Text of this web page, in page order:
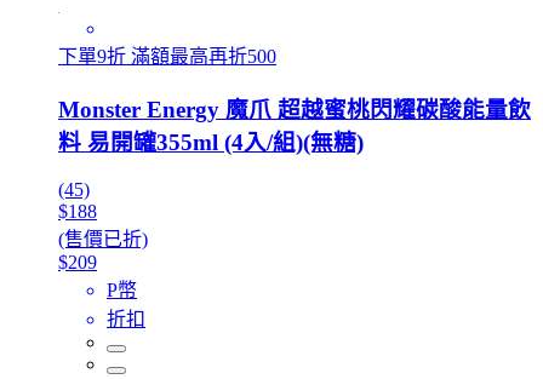
下單9折 滿額最高再折500
Monster Energy 魔爪 超越蜜桃閃耀碳酸能量飲
料 易開罐355ml (4入/組)(無糖)
(45)
$188
(售價已折)
$209
P幣
折扣